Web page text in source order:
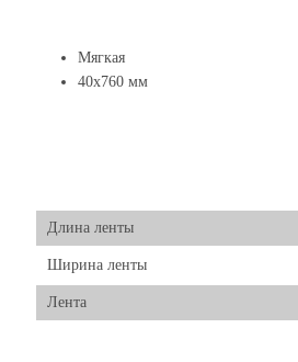
Мягкая
40x760 мм
Длина ленты
Ширина ленты
Лента